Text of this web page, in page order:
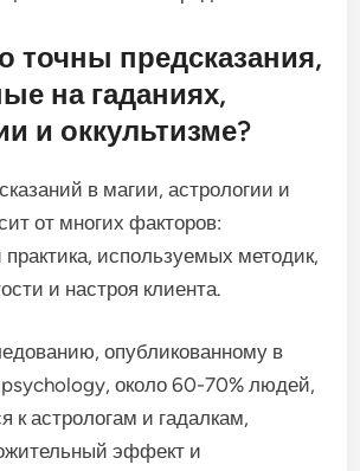
точны предсказания,
на гаданиях,
и оккультизме?
в магии, астрологии и
от многих факторов:
используемых методик,
и настроя клиента.
опубликованному в
около 60-70% людей,
астрологам и гадалкам,
эффект и